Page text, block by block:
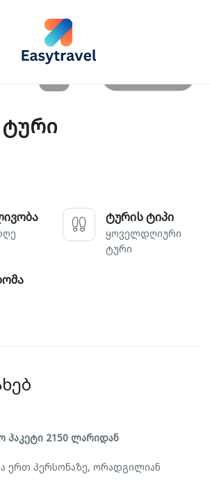
ტურის ტიპი
ყოველდღიური
ტური
პაკეტი 2150 ლარიდან
ერთ პერსონაზე, ორადგილიან